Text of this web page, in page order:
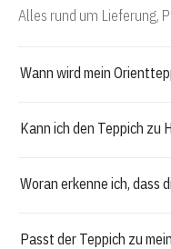
Alles rund um Lieferung,
Wann wird mein
Kann ich den Teppich zu
Woran erkenne ich, dass
Passt der Teppich zu